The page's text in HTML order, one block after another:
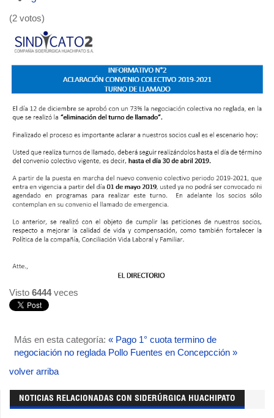
(2 votos)
Visto 6444veces
Más en esta categoría: « Pago 1° cuota termino de
negociación no reglada Pollo Fuentes en Concepcción »
volver arriba
NOTICIAS RELACIONADAS CON SIDERÚRGICA HUACHIPATO